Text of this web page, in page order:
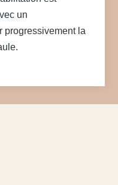
un
progressivement la